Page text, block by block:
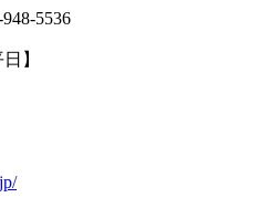
5536
日】